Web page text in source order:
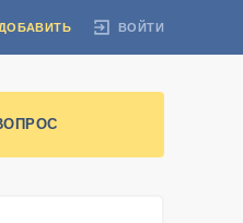
ВОЙТИ